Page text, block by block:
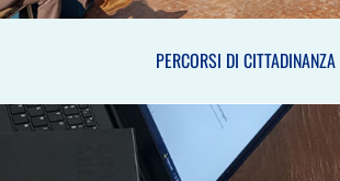
PERCORSI DI CITTADINANZA